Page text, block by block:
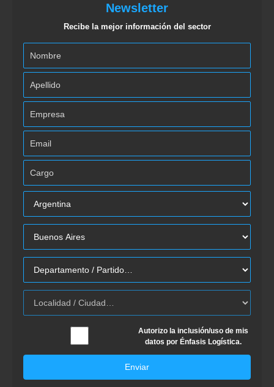
Newsletter
Recibe la mejor información del sector
Autorizo la inclusión/uso de mis
datos por Énfasis Logística.
Enviar